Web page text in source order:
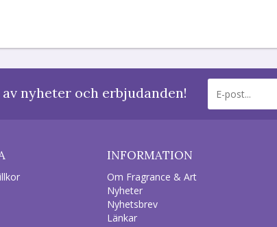
nyheter och erbjudanden!
INFORMATION
Om Fragrance & Art
Nyheter
Nyhetsbrev
Länkar